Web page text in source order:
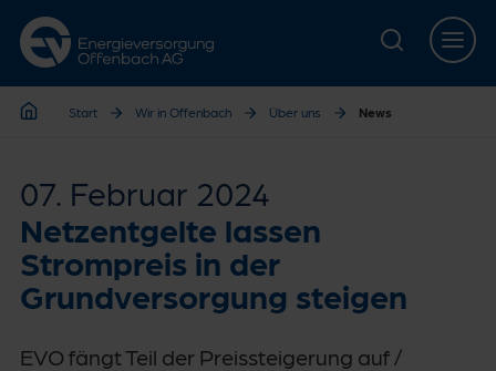
Zur Hauptnavigation springen
Zur Servicelasche springen
Zum Hauptinhalt springen
Zur Footernavigation springen
Start Wir in Offenbach Über uns News
07. Februar 2024
Netzentgelte lassen
Strompreis in der
Grundversorgung steigen
EVO fängt Teil der Preissteigerung auf /